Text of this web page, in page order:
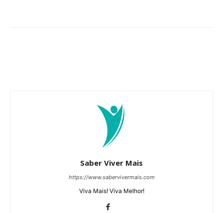
Saber Viver Mais
https://www.sabervivermais.com
Viva Mais! Viva Melhor!